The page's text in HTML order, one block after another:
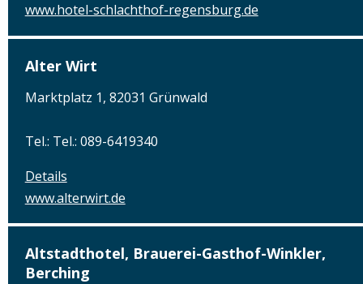
www.hotel-schlachthof-regensburg.de
Alter Wirt
Marktplatz 1, 82031 Grünwald
Tel.: Tel.: 089-6419340
Details
www.alterwirt.de
Altstadthotel, Brauerei-Gasthof-Winkler,
Berching